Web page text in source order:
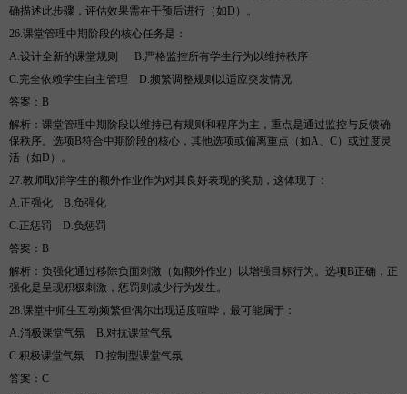
确描述此步骤，评估效果需在干预后进行（如D）。
26.课堂管理中期阶段的核心任务是 ：
A.设计全新的课堂规则
B.严格监控所有学生行为以维持秩序
C.完全依赖学生自主管理
D.频繁调整规则以适应突发情况
答案 ： B
解析 ：课堂管理中期阶段以维持已有规则和程序为主，重点是通过监控与反馈确
保秩序。选项 B符合中期阶段的核心，其他选项或偏离重点（如A、C）或过度灵
活（如D）。
27.教师取消学生的额外作业作为对其良好表现的奖励，这体现了 ：
A.正强化
B.负强化
C.正惩罚
D.负惩罚
答案 ： B
解析 ：负强化通过移除负面刺激（如额外作业）以增强目标行为。选项 B正确，正
强化是呈现积极刺激，惩罚则减少行为发生。
28.课堂中师生互动频繁但偶尔出现适度喧哗，最可能属于 ：
A.消极课堂气氛
B.对抗课堂气氛
C.积极课堂气氛
D.控制型课堂气氛
答案 ： C